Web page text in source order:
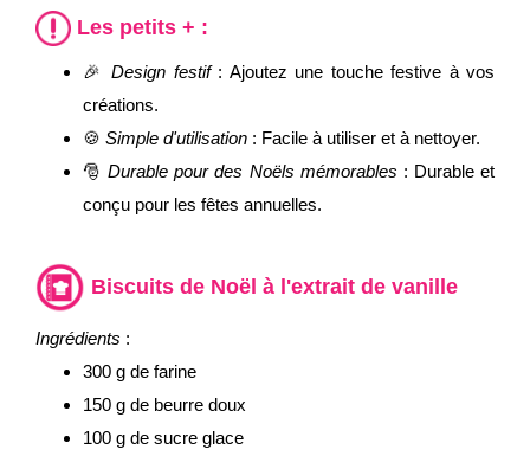
Les petits + :
🎉 Design festif: Ajoutez une touche festive à vos
créations.
🍪 Simple d'utilisation : Facile à utiliser et à nettoyer.
🎅 Durable pour des Noëls mémorables : Durable et
conçu pour les fêtes annuelles.
Biscuits de Noël à l'extrait de vanille
Ingrédients :
300 g de farine
150 g de beurre doux
100 g de sucre glace